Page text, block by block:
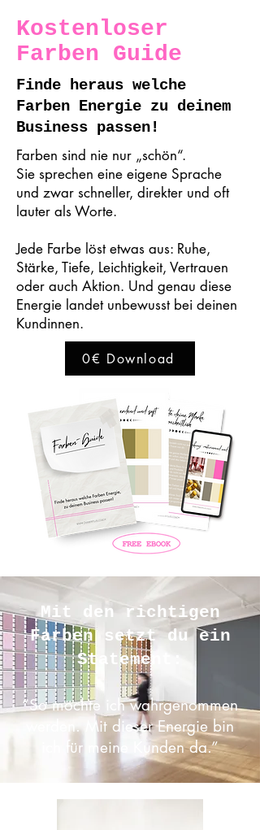
Kostenloser
Farben Guide
Finde heraus welche
Farben Energie zu deinem
Business passen!
Farben sind nie nur „schön“.
Sie sprechen eine eigene Sprache
und zwar schneller, direkter und oft
lauter als Worte.
Jede Farbe löst etwas aus: Ruhe,
Stärke, Tiefe, Leichtigkeit, Vertrauen
oder auch Aktion. Und genau diese
Energie landet unbewusst bei deinen
Kundinnen.
0€ Download
Mit den richtigen
Farben setzt du ein
Statement:
“So möchte ich wahrgenommen
werden. Mit dieser Energie bin
ich für meine Kunden da.”